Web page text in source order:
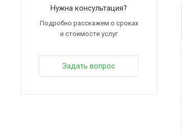
Нужна консультация?
Подробно расскажем о сроках
и стоимости услуг
Задать вопрос